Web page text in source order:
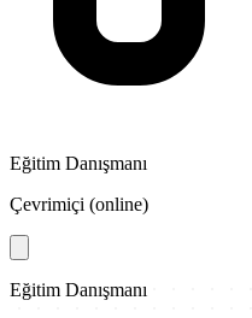
Eğitim Danışmanı
Çevrimiçi (online)
Eğitim Danışmanı